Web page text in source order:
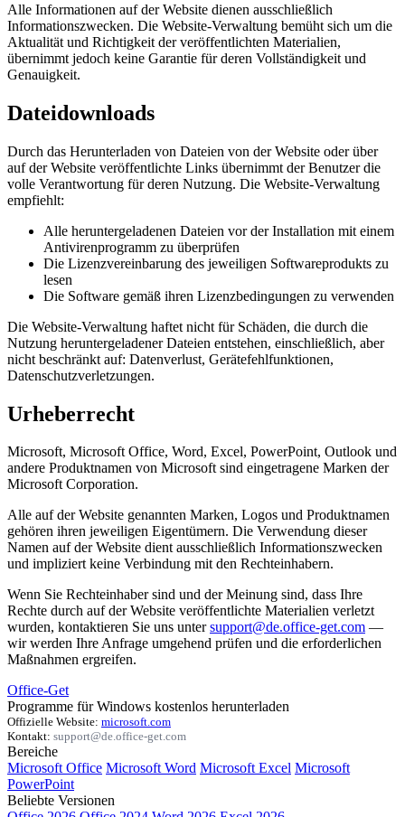
Alle Informationen auf der Website dienen ausschließlich
Informationszwecken. Die Website-Verwaltung bemüht sich um die
Aktualität und Richtigkeit der veröffentlichten Materialien,
übernimmt jedoch keine Garantie für deren Vollständigkeit und
Genauigkeit.
Dateidownloads
Durch das Herunterladen von Dateien von der Website oder über
auf der Website veröffentlichte Links übernimmt der Benutzer die
volle Verantwortung für deren Nutzung. Die Website-Verwaltung
empfiehlt:
Alle heruntergeladenen Dateien vor der Installation mit einem
Antivirenprogramm zu überprüfen
Die Lizenzvereinbarung des jeweiligen Softwareprodukts zu
lesen
Die Software gemäß ihren Lizenzbedingungen zu verwenden
Die Website-Verwaltung haftet nicht für Schäden, die durch die
Nutzung heruntergeladener Dateien entstehen, einschließlich, aber
nicht beschränkt auf: Datenverlust, Gerätefehlfunktionen,
Datenschutzverletzungen.
Urheberrecht
Microsoft, Microsoft Office, Word, Excel, PowerPoint, Outlook und
andere Produktnamen von Microsoft sind eingetragene Marken der
Microsoft Corporation.
Alle auf der Website genannten Marken, Logos und Produktnamen
gehören ihren jeweiligen Eigentümern. Die Verwendung dieser
Namen auf der Website dient ausschließlich Informationszwecken
und impliziert keine Verbindung mit den Rechteinhabern.
Wenn Sie Rechteinhaber sind und der Meinung sind, dass Ihre
Rechte durch auf der Website veröffentlichte Materialien verletzt
wurden, kontaktieren Sie uns untersupport@de.office-get.com —
wir werden Ihre Anfrage umgehend prüfen und die erforderlichen
Maßnahmen ergreifen.
Office-Get
Programme für Windows kostenlos herunterladen
Offizielle Website: microsoft.com
Kontakt: support@de.office-get.com
Bereiche
Microsoft Office Microsoft Word Microsoft Excel Microsoft
PowerPoint
Beliebte Versionen